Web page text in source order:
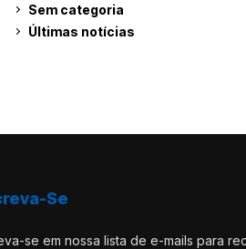
Sem categoria
Últimas notícias
Se
se em nossa lista de e-mails para